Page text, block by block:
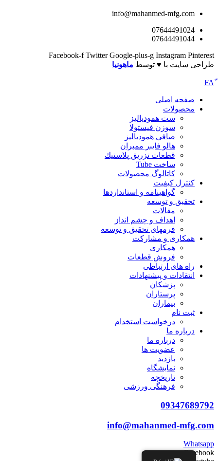
info@mahanmed-mfg.com
07644491024
07644491044
Facebook-f Twitter Google-plus-g Instagram Pinterest
طراحی سایت با ♥️ توسط ماهونیا
صفحه اصلی
محصولات
ست همودیالیز
سوزن فیستولا
صافی همودیالیز
هالو فایبر ممبران
قطعات تزريق پلاستيك
ساخت Tube
کاتالوگ محصولات
کنترل کیفیت
گواهينامه و استانداردها
تحقيق و توسعه
مقالات
اهداف و چشم انداز
فرمهای تحقیق و توسعه
همکاری و مشارکت
همکاری
فروش قطعات
راه های ارتباطی
انتقادات و پيشنهادات
پزشكان
پرستاران
بيماران
ثبت نام
درخواست استخدام
درباره ما
درباره ما
عضویت ها
بازدید
نمایشگاه
تاريخچه
فرهنگی ورزشی
09347689792
info@mahanmed-mfg.com
Whatsapp
Facebook